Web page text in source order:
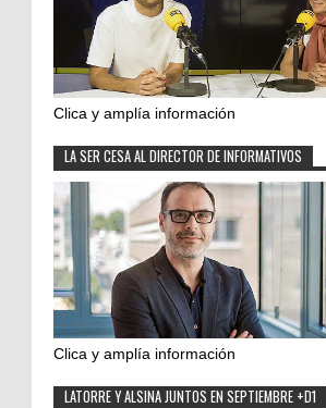
Clica y amplía información
LA SER CESA AL DIRECTOR DE INFORMATIVOS
Clica y amplía información
LATORRE Y ALSINA JUNTOS EN SEPTIEMBRE +D1